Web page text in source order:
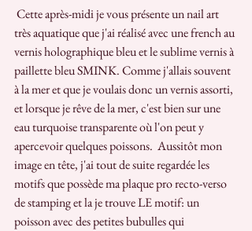
très aquatique que j'ai réalisé avec une french au
vernis holographique bleu et le sublime vernis à
paillette bleu SMINK. Comme j'allais souvent
à la mer et que je voulais donc un vernis assorti,
et lorsque je rêve de la mer, c'est bien sur une
eau turquoise transparente où l'on peut y
apercevoir quelques poissons.  Aussitôt mon
image en tête, j'ai tout de suite regardée les
motifs que possède ma plaque pro recto-verso
de stamping et la je trouve LE motif: un
poisson avec des petites bubulles qui